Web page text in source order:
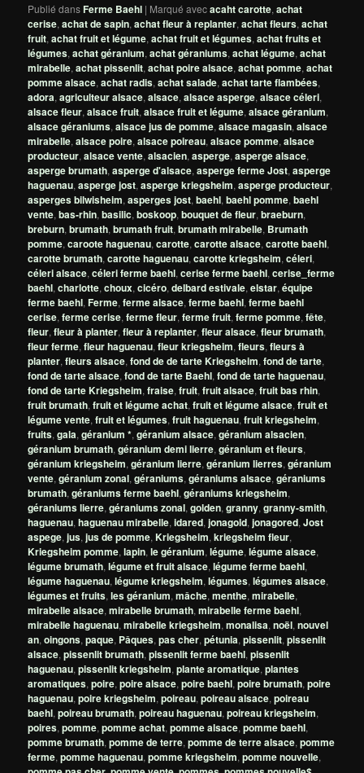
Publié dansFerme Baehl | Marqué avecacaht carotte,achat
cerise,achat de sapin,achat fleur à replanter,achat fleurs,achat
fruit,achat fruit et légume,achat fruit et légumes,achat fruits et
légumes,achat géranium,achat géraniums,achat légume,achat
mirabelle,achat pissenlit,achat poire alsace,achat pomme,achat
pomme alsace,achat radis,achat salade,achat tarte flambées,
adora,agriculteur alsace,alsace,alsace asperge,alsace céleri,
alsace fleur,alsace fruit,alsace fruit et légume,alsace géranium,
alsace géraniums,alsace jus de pomme,alsace magasin,alsace
mirabelle,alsace poire,alsace poireau,alsace pomme,alsace
producteur,alsace vente,alsacien,asperge,asperge alsace,
asperge brumath,asperge d'alsace,asperge ferme Jost,asperge
haguenau,asperge jost,asperge kriegsheim,asperge producteur,
asperges bilwisheim,asperges jost,baehl,baehl pomme,baehl
vente,bas-rhin,basilic,boskoop,bouquet de fleur,braeburn,
breburn,brumath,brumath fruit,brumath mirabelle, Brumath
pomme,caroote haguenau,carotte,carotte alsace,carotte baehl,
carotte brumath,carotte haguenau,carotte kriegsheim,céleri,
céleri alsace,céleri ferme baehl,cerise ferme baehl,cerise_ferme
baehl,charlotte,choux,cicéro,delbard estivale,elstar,équipe
ferme baehl,Ferme,ferme alsace,ferme baehl,ferme baehl
cerise,ferme cerise,ferme fleur,ferme fruit,ferme pomme,fête,
fleur,fleur à planter,fleur à replanter,fleur alsace,fleur brumath,
fleur ferme,fleur haguenau,fleur kriegsheim,fleurs,fleurs à
planter,fleurs alsace,fond de de tarte Kriegsheim,fond de tarte,
fond de tarte alsace,fond de tarte Baehl,fond de tarte haguenau,
fond de tarte Kriegsheim,fraise,fruit,fruit alsace,fruit bas rhin,
fruit brumath,fruit et légume achat,fruit et légume alsace,fruit et
légume vente,fruit et légumes,fruit haguenau,fruit kriegsheim,
fruits,gala,géranium *,géranium alsace,géranium alsacien,
géranium brumath,géranium demi lierre,géranium et fleurs,
géranium kriegsheim,géranium lierre,géranium lierres,géranium
vente,géranium zonal,géraniums,géraniums alsace,géraniums
brumath,géraniums ferme baehl,géraniums kriegsheim,
géraniums lierre,géraniums zonal,golden,granny,granny-smith,
haguenau,haguenau mirabelle,idared,jonagold,jonagored,Jost
aspege,jus,jus de pomme,Kriegsheim,kriegsheim fleur,
Kriegsheim pomme,lapin,le géranium,légume,légume alsace,
légume brumath,légume et fruit alsace,légume ferme baehl,
légume haguenau,légume kriegsheim,légumes,légumes alsace,
légumes et fruits,les géranium,mâche,menthe,mirabelle,
mirabelle alsace,mirabelle brumath,mirabelle ferme baehl,
mirabelle haguenau,mirabelle kriegsheim,monalisa,noël,nouvel
an,oingons,paque, Pâques,pas cher,pétunia,pissenlit,pissenlit
alsace,pissenlit brumath,pissenlit ferme baehl,pissenlit
haguenau,pissenlit kriegsheim,plante aromatique,plantes
aromatiques,poire,poire alsace,poire baehl,poire brumath,poire
haguenau,poire kriegsheim,poireau,poireau alsace,poireau
baehl,poireau brumath,poireau haguenau,poireau kriegsheim,
poires,pomme,pomme achat,pomme alsace,pomme baehl,
pomme brumath,pomme de terre,pomme de terre alsace,pomme
ferme,pomme haguenau,pomme kriegsheim,pomme nouvelle,